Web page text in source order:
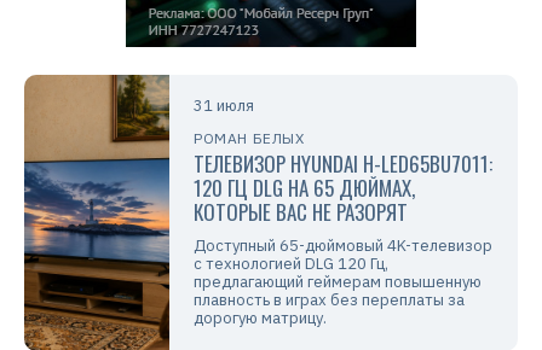
31 июля
РОМАН БЕЛЫХ
ТЕЛЕВИЗОР HYUNDAI H-LED65BU7011:
120 ГЦ DLG НА 65 ДЮЙМАХ,
КОТОРЫЕ ВАС НЕ РАЗОРЯТ
Доступный 65-дюймовый 4K-телевизор
с технологией DLG 120 Гц,
предлагающий геймерам повышенную
плавность в играх без переплаты за
дорогую матрицу.